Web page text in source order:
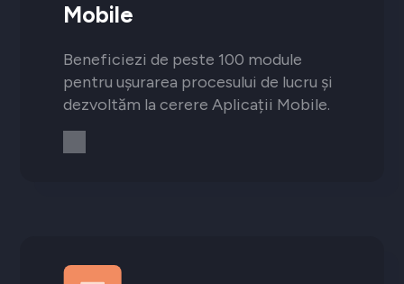
Mobile
Beneficiezi de peste 100 module
pentru ușurarea procesului de lucru și
dezvoltăm la cerere Aplicații Mobile.